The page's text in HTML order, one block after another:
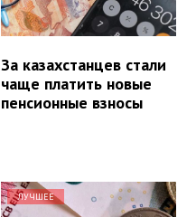
За казахстанцев стали
чаще платить новые
пенсионные взносы
ЛУЧШЕЕ